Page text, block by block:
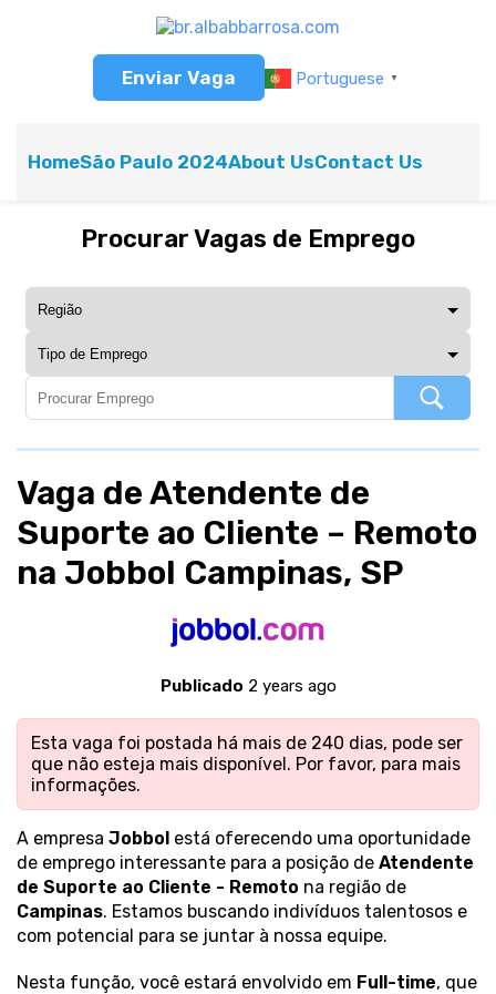
Enviar Vaga Portuguese ▼
HomeSão Paulo 2024About UsContact Us
Procurar Vagas de Emprego
Vaga de Atendente de
Suporte ao Cliente – Remoto
na Jobbol Campinas, SP
Publicado 2 years ago
Esta vaga foi postada há mais de 240 dias, pode ser
que não esteja mais disponível. Por favor, para mais
informações.
A empresa Jobbol está oferecendo uma oportunidade
de emprego interessante para a posição de Atendente
de Suporte ao Cliente - Remoto na região de
Campinas. Estamos buscando indivíduos talentosos e
com potencial para se juntar à nossa equipe.
Nesta função, você estará envolvido em Full-time, que